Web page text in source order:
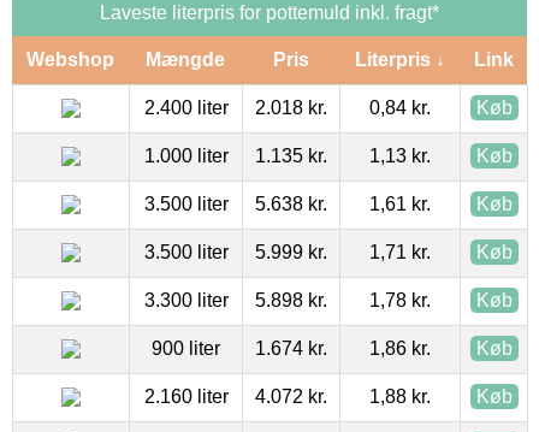
Laveste literpris for pottemuld inkl. fragt*
Webshop Mængde Pris Literpris ↓ Link
2.400 liter 2.018 kr. 0,84 kr. Køb
1.000 liter 1.135 kr. 1,13 kr. Køb
3.500 liter 5.638 kr. 1,61 kr. Køb
3.500 liter 5.999 kr. 1,71 kr. Køb
3.300 liter 5.898 kr. 1,78 kr. Køb
900 liter 1.674 kr. 1,86 kr. Køb
2.160 liter 4.072 kr. 1,88 kr. Køb